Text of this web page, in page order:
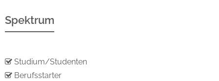
Spektrum
Studium/Studenten
Berufsstarter